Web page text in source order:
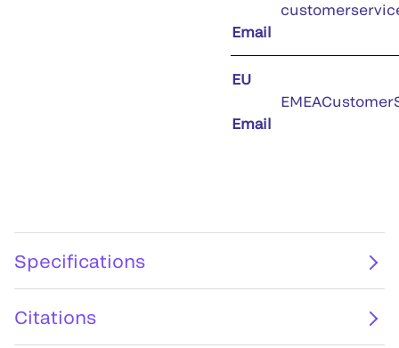
Email
EU
Email
Specifications
Citations